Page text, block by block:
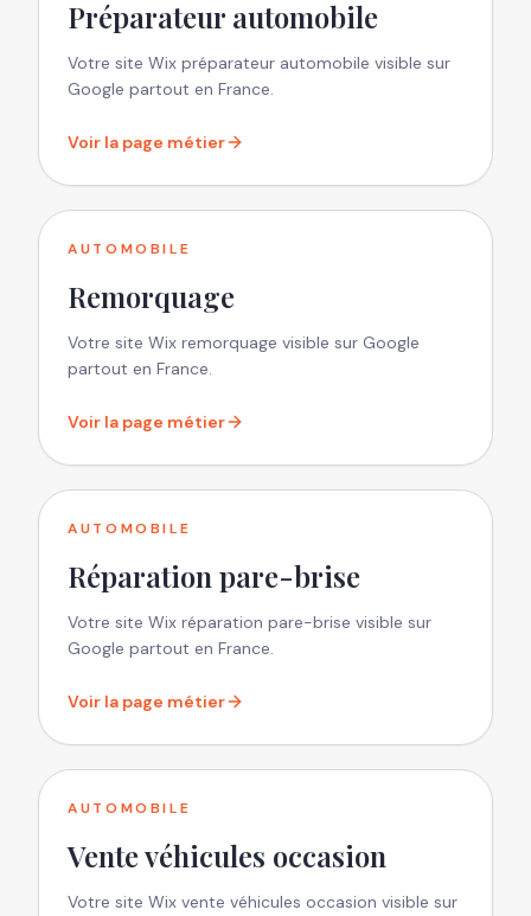
Préparateur automobile
Votre site Wix préparateur automobile visible sur
Google partout en France.
Voir la page métier
AUTOMOBILE
Remorquage
Votre site Wix remorquage visible sur Google
partout en France.
Voir la page métier
AUTOMOBILE
Réparation pare-brise
Votre site Wix réparation pare-brise visible sur
Google partout en France.
Voir la page métier
AUTOMOBILE
Vente véhicules occasion
Votre site Wix vente véhicules occasion visible sur